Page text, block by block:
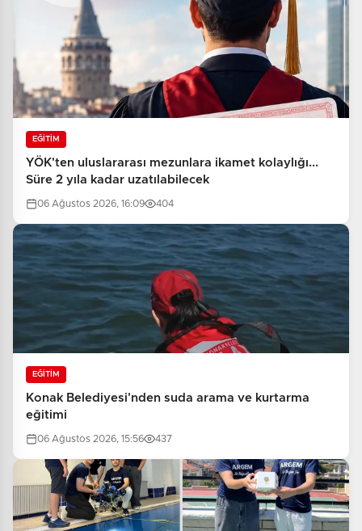
EĞİTİM
YÖK'ten uluslararası mezunlara ikamet kolaylığı...
Süre 2 yıla kadar uzatılabilecek
06 Ağustos 2026, 16:09 404
EĞİTİM
Konak Belediyesi'nden suda arama ve kurtarma
eğitimi
06 Ağustos 2026, 15:56 437